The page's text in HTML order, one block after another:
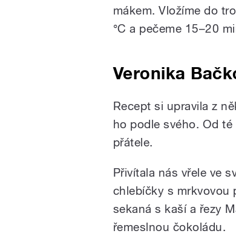
mákem. Vložíme do
°C a pečeme 15–20
Veronika
Recept si upravila z
ho podle svého. Od
přátele.
Přivítala nás vřele ve
chlebíčky s mrkvovou
sekaná s kaší a řezy
řemeslnou čokoládu.